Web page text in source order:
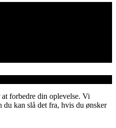
forbedre din oplevelse. Vi
du kan slå det fra, hvis du ønsker